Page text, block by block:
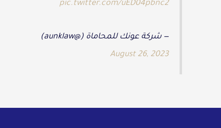
pic.twitter.com/uED04pbnc2
— شركة عونك للمحاماة (@aunklaw)
August 26, 2023